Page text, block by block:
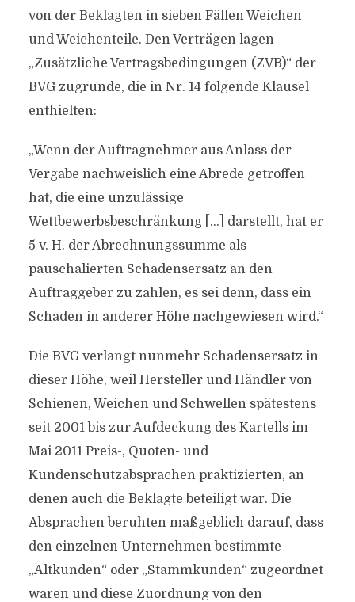
von der Beklagten in sieben Fällen Weichen
und Weichenteile. Den Verträgen lagen
„Zusätzliche Vertragsbedingungen (ZVB)“ der
BVG zugrunde, die in Nr. 14 folgende Klausel
enthielten:
„Wenn der Auftragnehmer aus Anlass der
Vergabe nachweislich eine Abrede getroffen
hat, die eine unzulässige
Wettbewerbsbeschränkung […] darstellt, hat er
5 v. H. der Abrechnungssumme als
pauschalierten Schadensersatz an den
Auftraggeber zu zahlen, es sei denn, dass ein
Schaden in anderer Höhe nachgewiesen wird.“
Die BVG verlangt nunmehr Schadensersatz in
dieser Höhe, weil Hersteller und Händler von
Schienen, Weichen und Schwellen spätestens
seit 2001 bis zur Aufdeckung des Kartells im
Mai 2011 Preis-, Quoten- und
Kundenschutzabsprachen praktizierten, an
denen auch die Beklagte beteiligt war. Die
Absprachen beruhten maßgeblich darauf, dass
den einzelnen Unternehmen bestimmte
„Altkunden“ oder „Stammkunden“ zugeordnet
waren und diese Zuordnung von den